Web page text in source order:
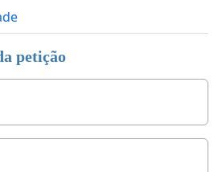
petição